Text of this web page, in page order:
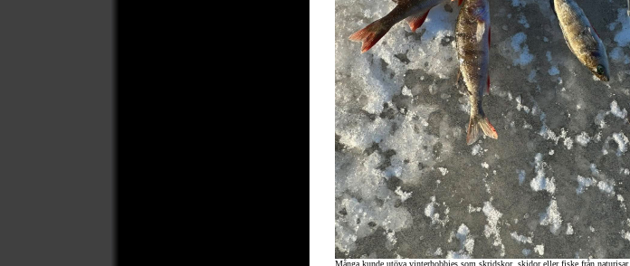
Många kunde utöva vinterhobbies som skridskor, skidor eller fiske från naturisar.